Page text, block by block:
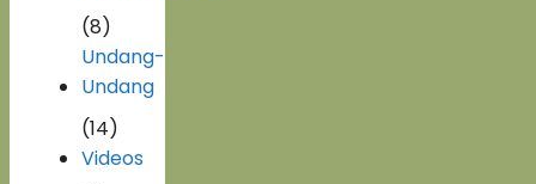
(8)
Undang-
Undang
(14)
Videos